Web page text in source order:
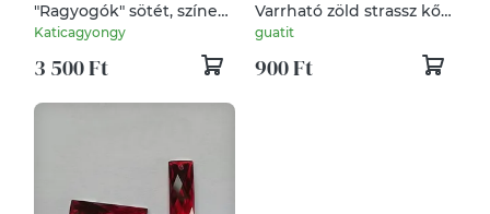
"Ragyogók" sötét, színes
flittervirágok, díszítésre,
ékszer készítéshez
Katicagyongy
3 500 Ft
Varrható zöld strassz kő
akril szögletes
guatit
900 Ft